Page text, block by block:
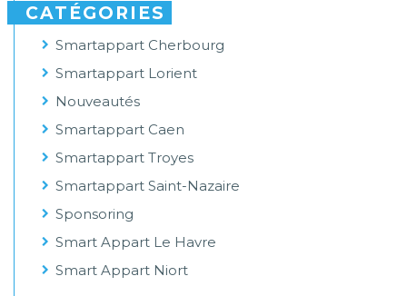
CATÉGORIES
Smartappart Cherbourg
Smartappart Lorient
Nouveautés
Smartappart Caen
Smartappart Troyes
Smartappart Saint-Nazaire
Sponsoring
Smart Appart Le Havre
Smart Appart Niort